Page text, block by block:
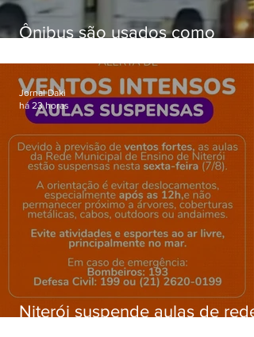
Ônibus são usados como
Gardênia Azul
Niterói suspende aulas de rede
Jornal Daki
há 23 horas